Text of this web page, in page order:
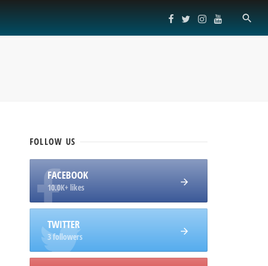
FOLLOW US
FACEBOOK
10.0K+ likes
TWITTER
3 followers